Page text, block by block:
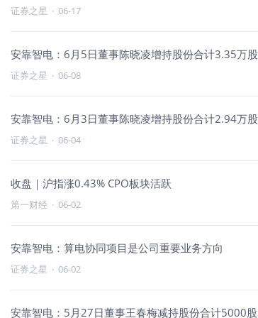
证券之星 · 06-17
安靠智电：6月5日董事陈晓凌增持股份合计3.35万股
证券之星 · 06-08
安靠智电：6月3日董事陈晓凌增持股份合计2.94万股
证券之星 · 06-04
收盘｜沪指涨0.43% CPO板块活跃
第一财经 · 06-02
安靠智电：算电协同项目是公司重要业务方向
证券之星 · 06-02
安靠智电：5月27日董事王春梅减持股份合计5000股